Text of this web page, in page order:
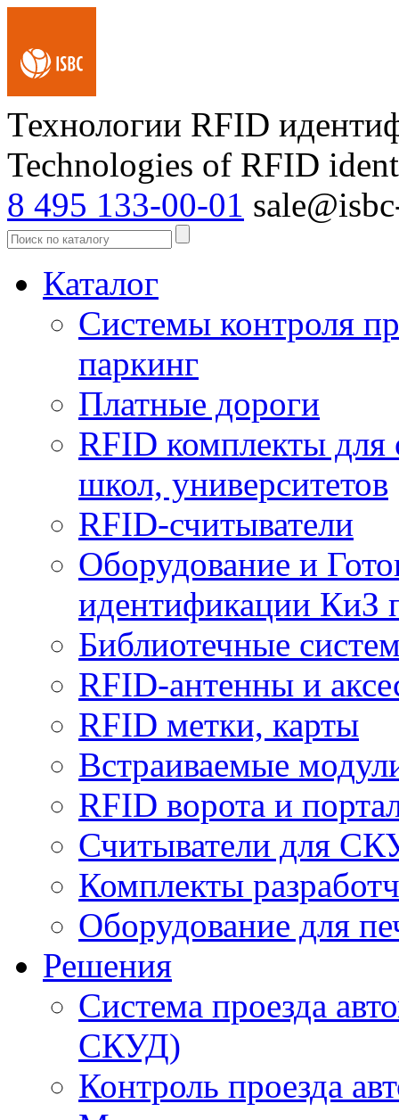
Технологии RFID
Technologies of RFID
8 495 133-00-01
Каталог
Системы контроля
паркинг
Платные дороги
RFID комплекты для
школ, университетов
RFID-считыватели
Оборудование и
идентификации
Библиотечные
RFID-антенны и
RFID метки, карты
Встраиваемые
RFID ворота и
Считыватели для
Комплекты
Оборудование для
Решения
Система проезда
СКУД)
Контроль проезда